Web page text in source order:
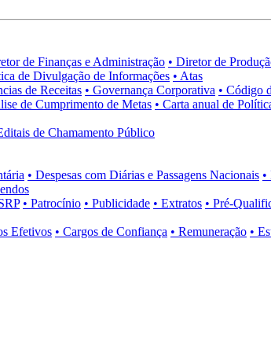
de Finanças e Administração • Diretor de
de Divulgação de Informações • Atas
de Receitas • Governança Corporativa • Código
de Cumprimento de Metas • Carta anual de
de Chamamento Público
• Despesas com Diárias e Passagens Nacionais
• Patrocínio • Publicidade • Extratos • Pré-
Efetivos • Cargos de Confiança • Remuneração •